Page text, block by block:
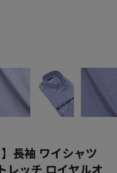
長袖 ワイシャツ
レッチ ロイヤルオ